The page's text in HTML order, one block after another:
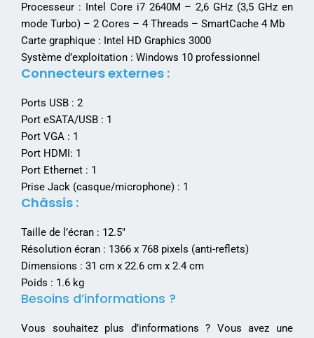
Processeur : Intel Core i7 2640M – 2,6 GHz (3,5 GHz en
mode Turbo) – 2 Cores – 4 Threads – SmartCache 4 Mb
Carte graphique : Intel HD Graphics 3000
Système d’exploitation : Windows 10 professionnel
Connecteurs externes :
Ports USB : 2
Port eSATA/USB : 1
Port VGA : 1
Port HDMI: 1
Port Ethernet : 1
Prise Jack (casque/microphone) : 1
Châssis :
Taille de l’écran : 12.5″
Résolution écran : 1366 x 768 pixels (anti-reflets)
Dimensions : 31 cm x 22.6 cm x 2.4 cm
Poids : 1.6 kg
Besoins d’informations ?
Vous souhaitez plus d’informations ? Vous avez une